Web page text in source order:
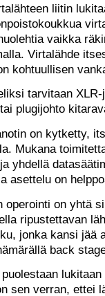
liitin
vaikka
Virtalähde
kohtuullisen
tarvitaan
plugijohto
on kytketty,
Mukana
yhdellä
asettelu on
operointi on yhtä
ripustettavan
jonka kansi jää
back
sen verran, ettei